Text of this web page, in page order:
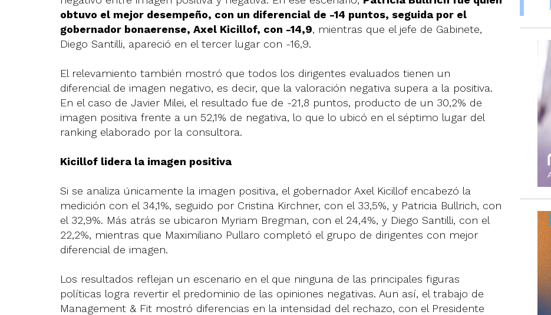
obtuvo el mejor desempeño, con un diferencial de -14 puntos, seguida por el
gobernador bonaerense, Axel Kicillof, con -14,9, mientras que el jefe de Gabinete,
Diego Santilli, apareció en el tercer lugar con -16,9.
El relevamiento también mostró que todos los dirigentes evaluados tienen un
diferencial de imagen negativo, es decir, que la valoración negativa supera a la positiva.
En el caso de Javier Milei, el resultado fue de -21,8 puntos, producto de un 30,2% de
imagen positiva frente a un 52,1% de negativa, lo que lo ubicó en el séptimo lugar del
ranking elaborado por la consultora.
Kicillof lidera la imagen positiva
Si se analiza únicamente la imagen positiva, el gobernador Axel Kicillof encabezó la
medición con el 34,1%, seguido por Cristina Kirchner, con el 33,5%, y Patricia Bullrich, con
el 32,9%. Más atrás se ubicaron Myriam Bregman, con el 24,4%, y Diego Santilli, con el
22,2%, mientras que Maximiliano Pullaro completó el grupo de dirigentes con mejor
diferencial de imagen.
Los resultados reflejan un escenario en el que ninguna de las principales figuras
políticas logra revertir el predominio de las opiniones negativas. Aun así, el trabajo de
Management & Fit mostró diferencias en la intensidad del rechazo, con el Presidente